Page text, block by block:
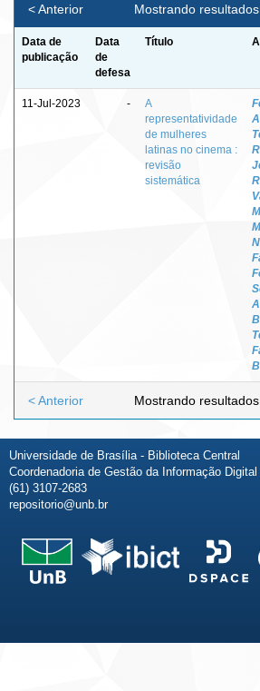
Mostrando
< Anterior
Data de
publicação
Data
de
defesa
Título
11-Jul-2023 -
A
representatividade
de mulheres
latinas no cinema :
revisão
sistemática
Mostrando
< Anterior
Universidade de Brasília - Biblioteca Central
Coordenadoria de Gestão da Informação
(61) 3107-2683
repositorio@unb.br